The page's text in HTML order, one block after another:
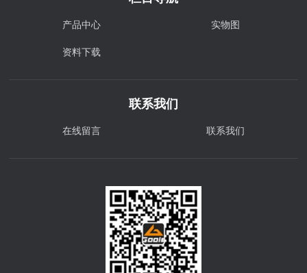
产品中心 实物图
资料下载
联系我们
在线留言 联系我们